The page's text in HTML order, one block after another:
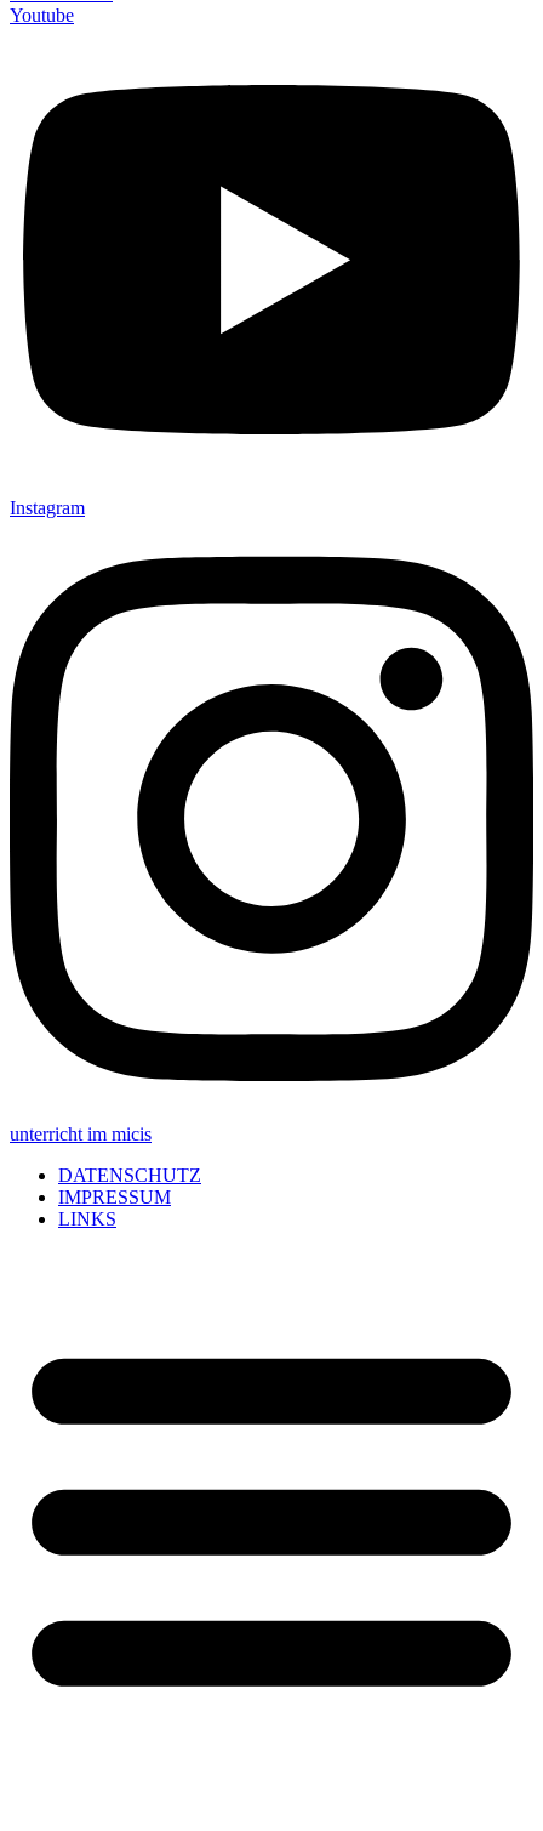
Youtube
Instagram
unterricht im micis
DATENSCHUTZ
IMPRESSUM
LINKS